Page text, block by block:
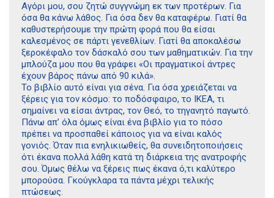
Αγόρι μου, σου ζητώ συγγνώμη εκ των προτέρων. Για
όσα θα κάνω λάθος. Για όσα δεν θα καταφέρω. Γιατί θα
καθυστερήσουμε την πρώτη φορά που θα είσαι
καλεσμένος σε πάρτι γενεθλίων. Γιατί θα αποκαλέσω
ξεροκέφαλο τον δάσκαλό σου των μαθηματικών. Για την
μπλούζα μου που θα γράφει «Οι πραγματικοί άντρες
έχουν βάρος πάνω από 90 κιλά».
Το βιβλίο αυτό είναι για σένα. Για όσα χρειάζεται να
ξέρεις για τον κόσμο: το ποδόσφαιρο, το ΙΚΕΑ, τι
σημαίνει να είσαι άντρας, τον Θεό, το τηγανητό παγωτό.
Πάνω απ’ όλα όμως είναι ένα βιβλίο για το πόσο
πρέπει να προσπαθεί κάποιος για να είναι καλός
γονιός. Όταν πια ενηλικιωθείς, θα συνειδητοποιήσεις
ότι έκανα πολλά λάθη κατά τη διάρκεια της ανατροφής
σου. Όμως θέλω να ξέρεις πως έκανα ό,τι καλύτερο
μπορούσα. Γκούγκλαρα τα πάντα μέχρι τελικής
πτώσεως.